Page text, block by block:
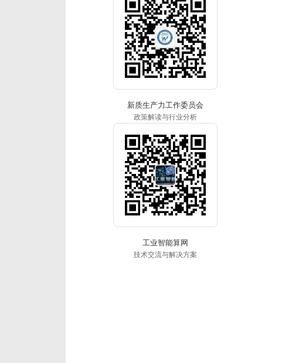
新质生产力工作委员会
政策解读与行业分析
工业智能算网
技术交流与解决方案